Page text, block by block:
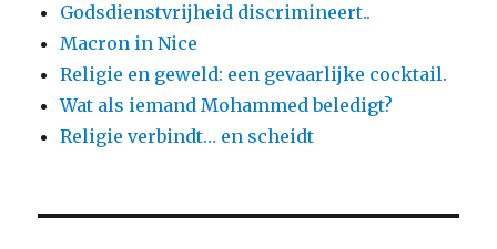
Godsdienstvrijheid discrimineert..
Macron in Nice
Religie en geweld: een gevaarlijke cocktail.
Wat als iemand Mohammed beledigt?
Religie verbindt… en scheidt